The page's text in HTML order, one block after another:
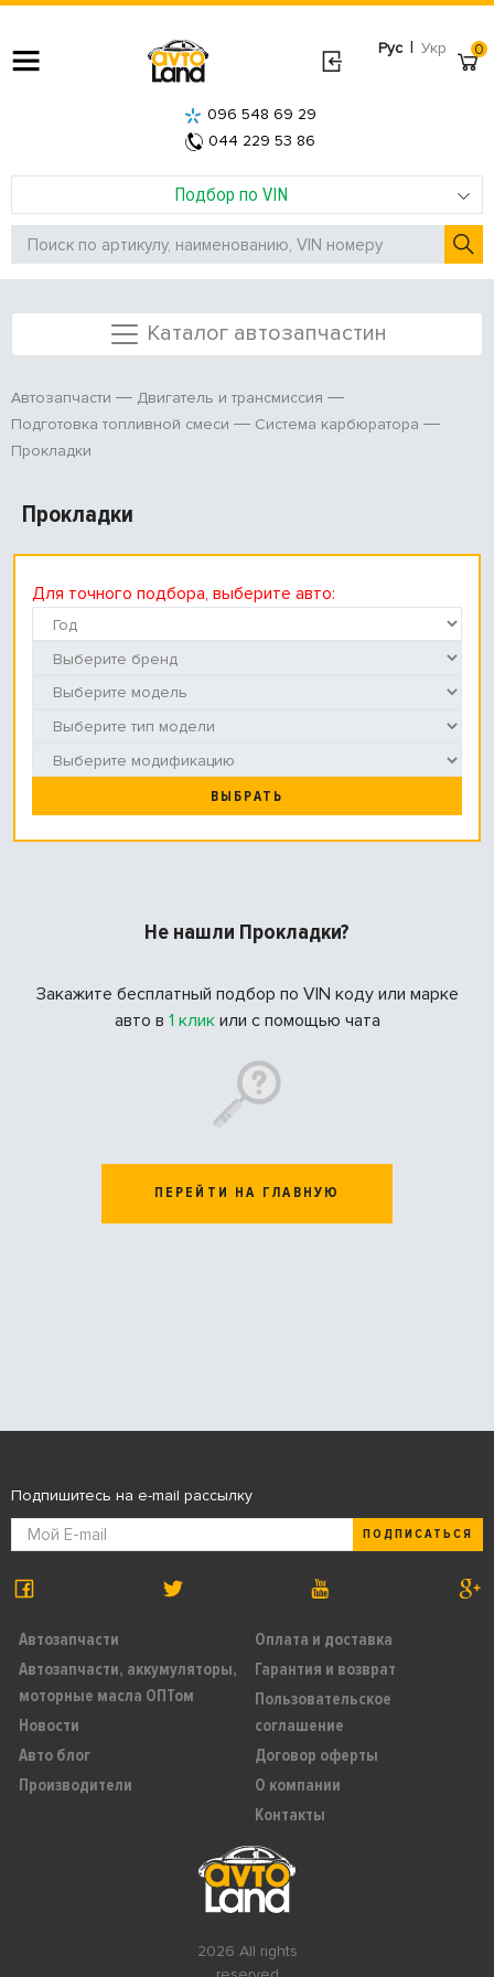
Рус | Укр
Подбор по VIN
096 548 69 29
044 229 53 86
0
Каталог автозапчастин
Автозапчасти
Двигатель и трансмиссия
Подготовка топливной смеси
Система карбюратора
Прокладки
Прокладки
Для точного подбора, выберите авто:
ВЫБРАТЬ
Не нашли Прокладки?
Закажите бесплатный подбор по VIN коду или марке
авто в 1 кликили с помощью чата
ПЕРЕЙТИ НА ГЛАВНУЮ
2026 All rights
Автозапчасти
Автозапчасти, аккумуляторы,
моторные масла ОПТом
Новости
Авто блог
Производители
Оплата и доставка
Гарантия и возврат
Пользовательское
соглашение
Договор оферты
О компании
Контакты
Подпишитесь на e-mail рассылку
ПОДПИСАТЬСЯ